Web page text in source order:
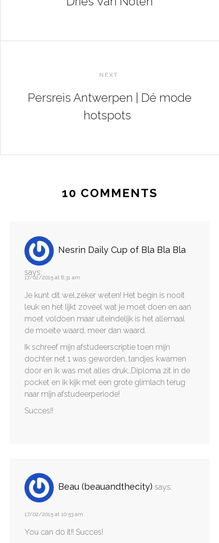
NEXT:
Persreis Antwerpen | Dé mode
hotspots
10 COMMENTS
Nesrin Daily Cup of Bla Bla Bla
says:
17/02/2015 at 8:31 am
Je kunt dit wel,zeker weten! Het begin is nooit
leuk en het lijkt zoveel wat je moet doen en aan
moet voldoen maar uiteindelijk is het allemaal
de moeite waard, meer dan waard.
Ik schreef mijn afstudeerscriptie toen mijn
dochter net 1 was geworden, tandjes kwamen
door en ik was met alles druk…Diploma zit in de
pocket en ik kijk met een grote glimlach terug
naar mijn afstudeerperiode!
Succes!!
Beau (beauandthecity) says:
17/02/2015 at 10:53 am
You can do it!! Succes!